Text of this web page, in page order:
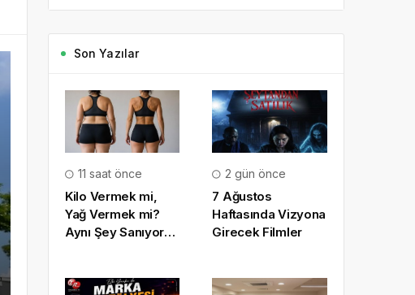
Son Yazılar
11 saat önce
Kilo Vermek mi,
Yağ Vermek mi?
Aynı Şey Sanıyoruz
2 gün önce
7 Ağustos
Haftasında Vizyona
Girecek Filmler